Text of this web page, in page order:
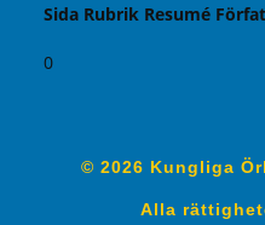
Sida Rubrik Resumé
0
© 2026 Kungliga
Alla